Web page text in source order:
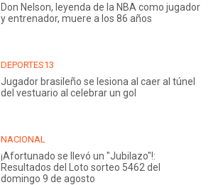
Don Nelson, leyenda de la NBA como jugador
y entrenador, muere a los 86 años
DEPORTES13
Jugador brasileño se lesiona al caer al túnel
del vestuario al celebrar un gol
NACIONAL
¡Afortunado se llevó un "Jubilazo"!:
Resultados del Loto sorteo 5462 del
domingo 9 de agosto